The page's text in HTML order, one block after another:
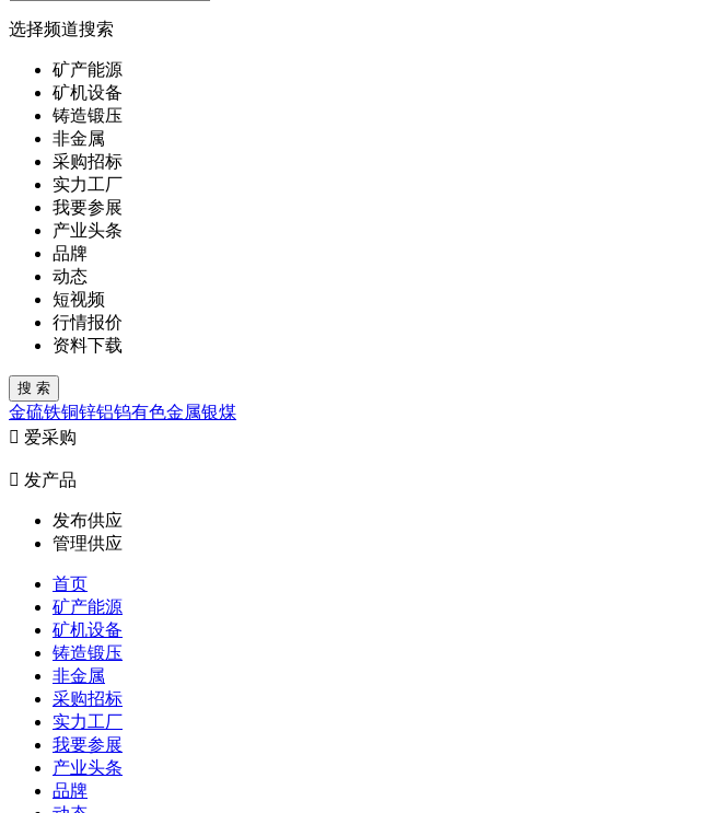
选择频道搜索
矿产能源
矿机设备
铸造锻压
非金属
采购招标
实力工厂
我要参展
产业头条
品牌
动态
短视频
行情报价
资料下载
金硫铁铜锌铝钨有色金属银煤
 爱采购
 发产品
发布供应
管理供应
首页
矿产能源
矿机设备
铸造锻压
非金属
采购招标
实力工厂
我要参展
产业头条
品牌